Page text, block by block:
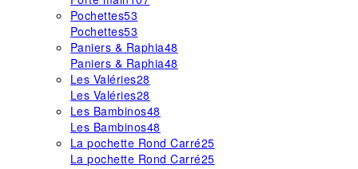
Pochettes53
Pochettes53
Paniers & Raphia48
Paniers & Raphia48
Les Valéries28
Les Valéries28
Les Bambinos48
Les Bambinos48
La pochette Rond Carré25
La pochette Rond Carré25